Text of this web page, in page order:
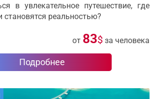
в увлекательное путешествие, где
реальностью?
от 83$ за человека
Подробнее